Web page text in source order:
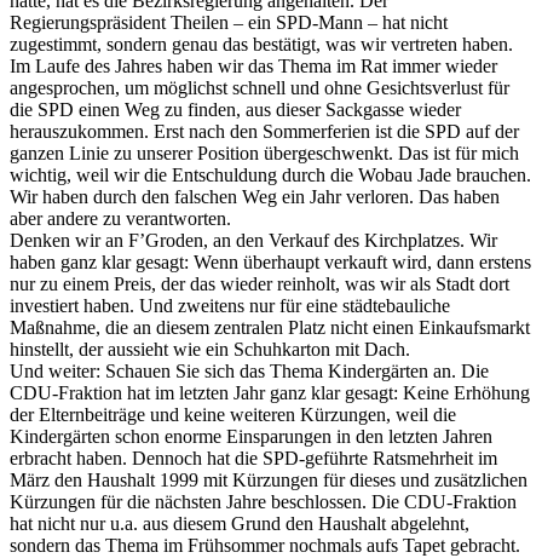
Regierungspräsident Theilen – ein SPD-Mann – hat nicht
zugestimmt, sondern genau das bestätigt, was wir vertreten haben.
Im Laufe des Jahres haben wir das Thema im Rat immer wieder
angesprochen, um möglichst schnell und ohne Gesichtsverlust für
die SPD einen Weg zu finden, aus dieser Sackgasse wieder
herauszukommen. Erst nach den Sommerferien ist die SPD auf der
ganzen Linie zu unserer Position übergeschwenkt. Das ist für mich
wichtig, weil wir die Entschuldung durch die Wobau Jade brauchen.
Wir haben durch den falschen Weg ein Jahr verloren. Das haben
aber andere zu verantworten.
Denken wir an F’Groden, an den Verkauf des Kirchplatzes. Wir
haben ganz klar gesagt: Wenn überhaupt verkauft wird, dann erstens
nur zu einem Preis, der das wieder reinholt, was wir als Stadt dort
investiert haben. Und zweitens nur für eine städtebauliche
Maßnahme, die an diesem zentralen Platz nicht einen Einkaufsmarkt
hinstellt, der aussieht wie ein Schuhkarton mit Dach.
Und weiter: Schauen Sie sich das Thema Kindergärten an. Die
CDU-Fraktion hat im letzten Jahr ganz klar gesagt: Keine Erhöhung
der Elternbeiträge und keine weiteren Kürzungen, weil die
Kindergärten schon enorme Einsparungen in den letzten Jahren
erbracht haben. Dennoch hat die SPD-geführte Ratsmehrheit im
März den Haushalt 1999 mit Kürzungen für dieses und zusätzlichen
Kürzungen für die nächsten Jahre beschlossen. Die CDU-Fraktion
hat nicht nur u.a. aus diesem Grund den Haushalt abgelehnt,
sondern das Thema im Frühsommer nochmals aufs Tapet gebracht.